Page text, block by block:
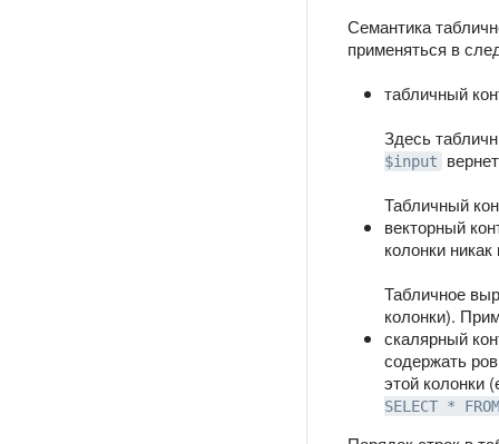
Семантика
применяться в
табличный
Здесь
$input
Табличный
векторный
колонки
Табличное
колонки).
скалярный
содержать
этой колонки
SELECT *